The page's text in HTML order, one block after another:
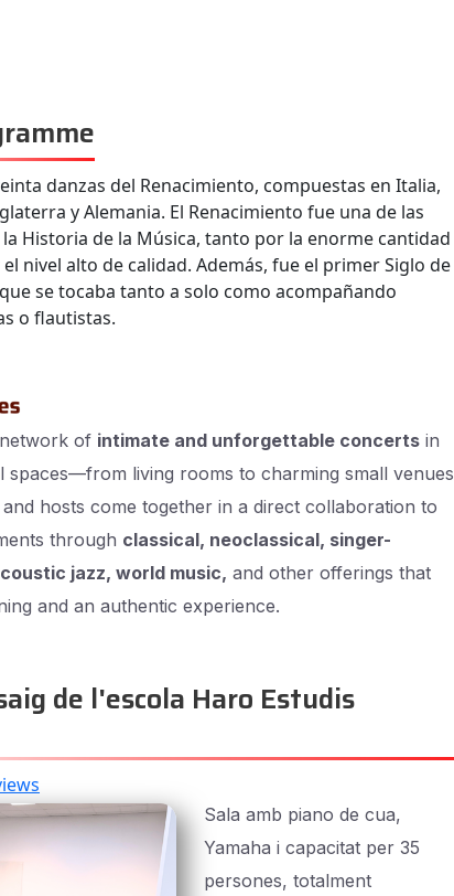
danzas del Renacimiento, compuestas en Italia,
y Alemania. El Renacimiento fue una de las
Historia de la Música, tanto por la enorme cantidad
nivel alto de calidad. Además, fue el primer Siglo de
se tocaba tanto a solo como acompañando
o flautistas.
of intimate and unforgettable concerts in
spaces—from living rooms to charming small venues
hosts come together in a direct collaboration to
through classical, neoclassical, singer-
jazz, world music, and other offerings that
and an authentic experience.
de l'escola Haro Estudis
Sala amb piano de cua,
Yamaha i capacitat per 35
persones, totalment